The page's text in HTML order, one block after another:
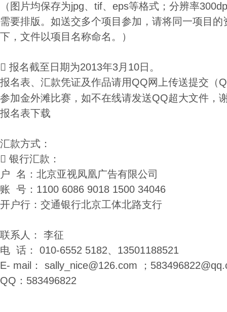
（图片均保存为jpg、tif、eps等格式；分辨率
需要排版。如送交多个项目参加，请将同一项目
下，文件以项目名称命名。）
 报名截至日期为2013年3月10日。
报名表、汇款凭证及作品请用QQ网上传送提交（
参加金外滩比赛，如不在线请发送QQ超大文件，
报名表下载
汇款方式：
 银行汇款：
户 名：北京亚视凤凰广告有限公司
账 号：1100 6086 9018 1500 34046
开户行：交通银行北京工体北路支行
联系人： 李征
电 话： 010-6552 5182、13501188521
E- mail： sally_nice@126.com ；
QQ：583496822